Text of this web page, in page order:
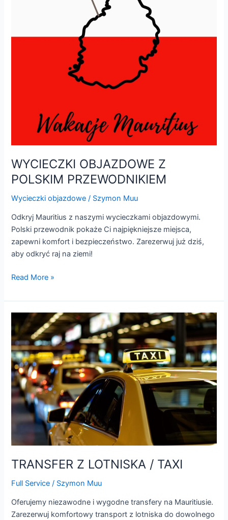
WYCIECZKI OBJAZDOWE Z
POLSKIM PRZEWODNIKIEM
Wycieczki objazdowe / Szymon Muu
Odkryj Mauritius z naszymi wycieczkami objazdowymi.
Polski przewodnik pokaże Ci najpiękniejsze miejsca,
zapewni komfort i bezpieczeństwo. Zarezerwuj już dziś,
aby odkryć raj na ziemi!
Read More »
TRANSFER Z LOTNISKA / TAXI
Full Service / Szymon Muu
Oferujemy niezawodne i wygodne transfery na Mauritiusie.
Zarezerwuj komfortowy transport z lotniska do dowolnego
TRANSFER
Z
LOTNISKA
/
TAXI